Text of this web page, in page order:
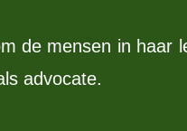
de mensen in haar
advocate.